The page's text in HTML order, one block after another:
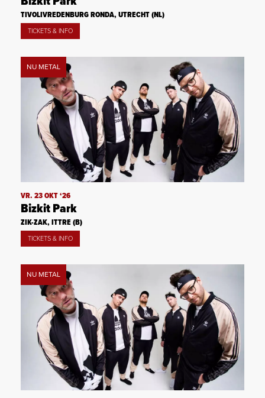
TIVOLIVREDENBURG RONDA, UTRECHT (NL)
TICKETS & INFO
NU METAL
VR. 23 OKT ‘26
Bizkit Park
ZIK-ZAK, ITTRE (B)
TICKETS & INFO
NU METAL